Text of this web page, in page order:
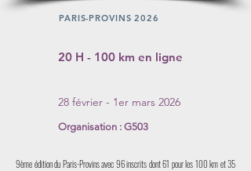
PARIS-PROVINS 2026
20 H - 100 km en ligne
28 février - 1er mars 2026
Organisation : G503
9ème édition du Paris-Provins avec 96 inscrits dont 61 pour les 100 km et 35